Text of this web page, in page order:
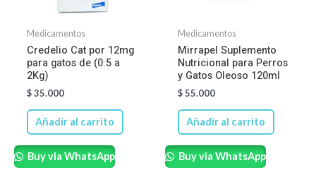
Medicamentos
Credelio Cat por 12mg
para gatos de (0.5 a
2Kg)
$35.000
Añadir al carrito
Buy via WhatsApp
Medicamentos
Mirrapel Suplemento
Nutricional para Perros
y Gatos Oleoso 120ml
$55.000
Añadir al carrito
Buy via WhatsApp